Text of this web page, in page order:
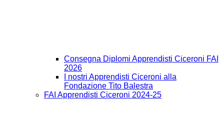
Consegna Diplomi Apprendisti Ciceroni FAI
2026
I nostri Apprendisti Ciceroni alla
Fondazione Tito Balestra
FAI Apprendisti Ciceroni 2024-25